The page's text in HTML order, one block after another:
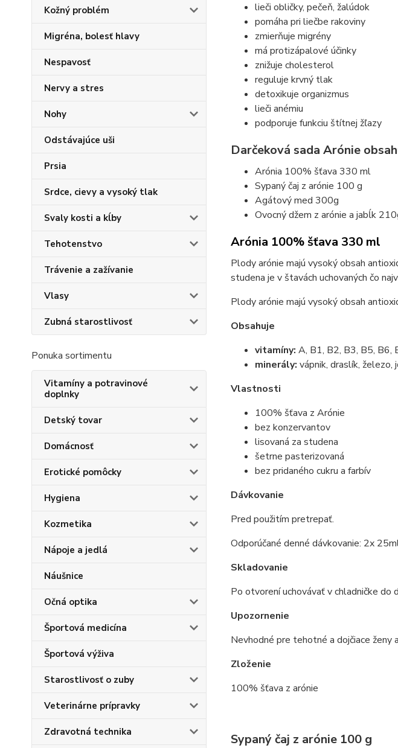
Kožný problém
Migréna, bolesť hlavy
Nespavosť
Nervy a stres
Nohy
Odstávajúce uši
Prsia
Srdce, cievy a vysoký tlak
Svaly kosti a kĺby
Tehotenstvo
Trávenie a zažívanie
Vlasy
Zubná starostlivosť
Ponuka sortimentu
Vitamíny a potravinové
doplnky
Detský tovar
Domácnosť
Erotické pomôcky
Hygiena
Kozmetika
Nápoje a jedlá
Náušnice
Očná optika
Športová medicína
Športová výživa
Starostlivosť o zuby
Veterinárne prípravky
Zdravotná technika
lieči obličky, pečeň, žalúdok
pomáha pri liečbe rakoviny
zmierňuje migrény
má protizápalové účinky
znižuje cholesterol
reguluje krvný tlak
detoxikuje organizmus
lieči anémiu
podporuje funkciu štítnej žľazy
Darčeková sada Arónie
Arónia 100% šťava 330 ml
Sypaný čaj z arónie 100 g
Agátový med 300g
Ovocný džem z arónie a jabĺk
Arónia 100% šťava 330 ml
Plody arónie majú vysoký obsah
studena je v štavách uchovaných čo
Plody arónie majú vysoký obsah
Obsahuje
vitamíny: A, B1, B2, B3, B5, B6,
minerály: vápnik, draslík, železo,
Vlastnosti
100% šťava z Arónie
bez konzervantov
lisovaná za studena
šetrne pasterizovaná
bez pridaného cukru a farbív
Dávkovanie
Pred použitím pretrepať.
Odporúčané denné dávkovanie: 2x
Skladovanie
Po otvorení uchovávať v chladničke do
Upozornenie
Nevhodné pre tehotné a dojčiace ženy
Zloženie
100% šťava z arónie
Sypaný čaj z arónie 100 g